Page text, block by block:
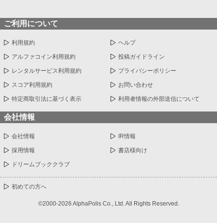
ご利用について
利用規約 ヘルプ
アルファコイン利用規約 投稿ガイドライン
レンタルサービス利用規約 プライバシーポリシー
スコア利用規約 お問い合わせ
特定商取引法に基づく表示 利用者情報の外部送信について
会社情報
会社情報 IR情報
採用情報 書店様向け
ドリームブッククラブ
初めての方へ
©2000-2026 AlphaPolis Co., Ltd. All Rights Reserved.